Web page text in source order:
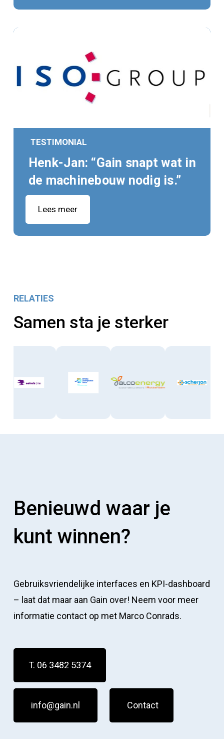
TESTIMONIAL
Henk-Jan: “Gain snapt wat in
de machinebouw nodig is.”
Lees meer
RELATIES
Samen sta je sterker
Benieuwd waar je
kunt winnen?
Gebruiksvriendelijke interfaces en KPI-dashboard
– laat dat maar aan Gain over! Neem voor meer
informatie contact op met Marco Conrads.
T. 06 3482 5374
info@gain.nl Contact